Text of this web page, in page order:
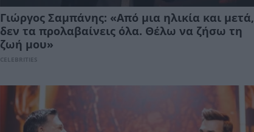
Γιώργος Σαμπάνης: «Από μια ηλικία και μετά,
δεν τα προλαβαίνεις όλα. Θέλω να ζήσω τη
ζωή μου»
CELEBRITIES